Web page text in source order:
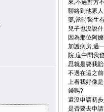
來,不過對方
聯絡到他家
藥,當時醫生
兒子也沒說
因為那位阿
加護病房,過
院,這中間我
思就是要我
不過在這之
上看我好像
錢嗎?
還沒申請初步
是否要去申